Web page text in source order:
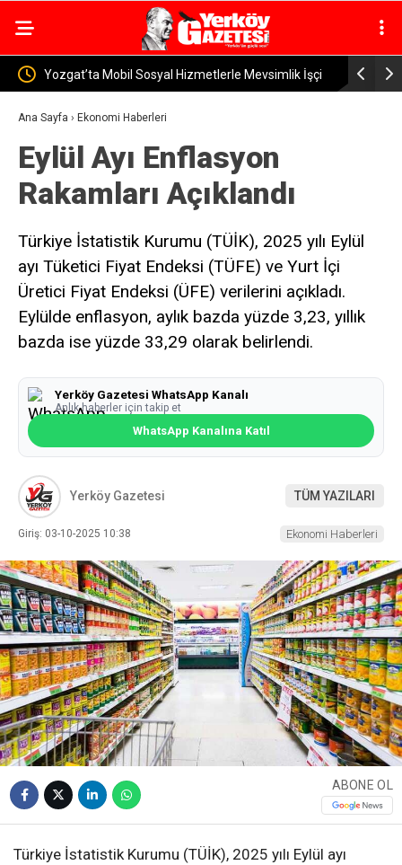
Mevsimlik İşçi Yerköy İlçe Sağlık Müdürü Dr. Candaş Tan’dan
Emzirme Haftası Mesajı: “Bir Damla Anne Sütü,
Ömür Sağlık”
Ana Sayfa › Ekonomi Haberleri
Eylül Ayı Enflasyon
Rakamları Açıklandı
Türkiye İstatistik Kurumu (TÜİK), 2025 yılı Eylül
ayı Tüketici Fiyat Endeksi (TÜFE) ve Yurt İçi
Üretici Fiyat Endeksi (ÜFE) verilerini açıkladı.
Eylülde enflasyon, aylık bazda yüzde 3,23, yıllık
bazda ise yüzde 33,29 olarak belirlendi.
Yerköy Gazetesi WhatsApp Kanalı
Anlık haberler için takip et
WhatsApp Kanalına Katıl
Yerköy Gazetesi TÜM YAZILARI
Giriş: 03-10-2025 10:38 Ekonomi Haberleri
ABONE OL
Türkiye İstatistik Kurumu (TÜİK), 2025 yılı Eylül ayı